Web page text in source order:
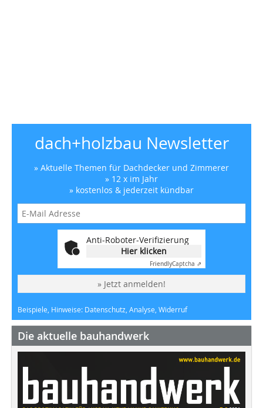
dach+holzbau Newsletter
» Aktuelle Themen für Dachdecker und Zimmerer
» 12 x im Jahr
» kostenlos & jederzeit kündbar
Anti-Roboter-Verifizierung
Hier klicken
FriendlyCaptcha ⇗
» Jetzt anmelden!
Beispiele, Hinweise: Datenschutz, Analyse, Widerruf
Die aktuelle bauhandwerk